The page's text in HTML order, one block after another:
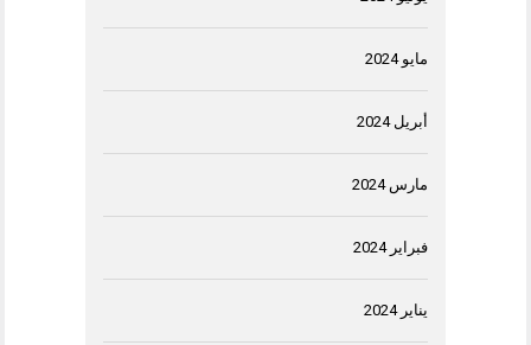
مايو 2024
أبريل 2024
مارس 2024
فبراير 2024
يناير 2024